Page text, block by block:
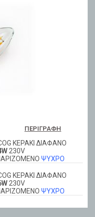
ΠΕΡΙΓΡΑΦΉ
ΚΕΡΑΚΙ ΔΙΑΦΑΝΟ
230V
ΨΥΧΡΟ
ΚΕΡΑΚΙ ΔΙΑΦΑΝΟ
230V
ΨΥΧΡΟ